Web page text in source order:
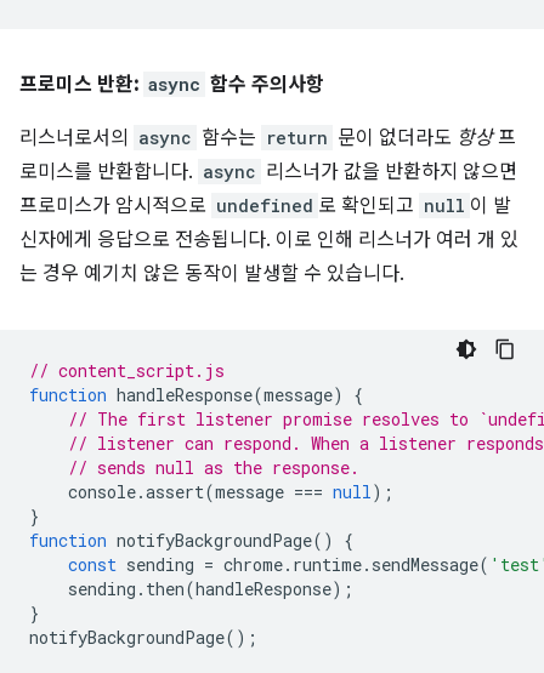
프로미스 반환: async 함수 주의사항
리스너로서의 async 함수는 return 문이 없더라도 항상프
로미스를 반환합니다. async 리스너가 값을 반환하지 않으면
프로미스가 암시적으로 undefined 로 확인되고 null 이 발
신자에게 응답으로 전송됩니다. 이로 인해 리스너가 여러 개 있
는 경우 예기치 않은 동작이 발생할 수 있습니다.
// content_script.js
function handleResponse(message)
{
// The first listener promise resolves to
// listener can respond. When a listener
// sends null as the response.
console.assert(message === null);
}
function notifyBackgroundPage()
{
const sending = chrome. runtime. sendMessage(
sending . then(handleResponse);
}
notifyBackgroundPage();